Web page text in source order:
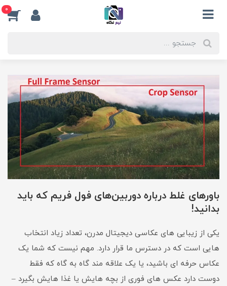
0
باورهای غلط درباره دوربین‌های فول فریم که باید
بدانید!
یکی از زیبایی های عکاسی دیجیتال مدرن، تعداد زیاد انتخاب
هایی است که در دسترس ما قرار دارد. مهم نیست که شما یک
عکاس حرفه ای باشید، یا یک علاقه مند گاه به گاه که فقط
دوست دارد عکس های فوری از بچه هایش یا غذا هایش بگیرد –